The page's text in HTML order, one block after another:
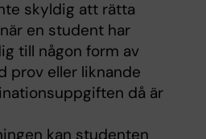
skyldig att rätta
en student har
till någon form av
prov eller liknande
då är
kan studenten